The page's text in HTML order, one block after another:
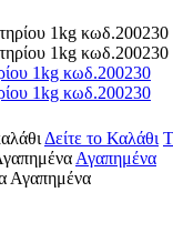
1kg κωδ.200230
1kg κωδ.200230
Δείτε το Καλάθι
Αγαπημένα
Αγαπημένα